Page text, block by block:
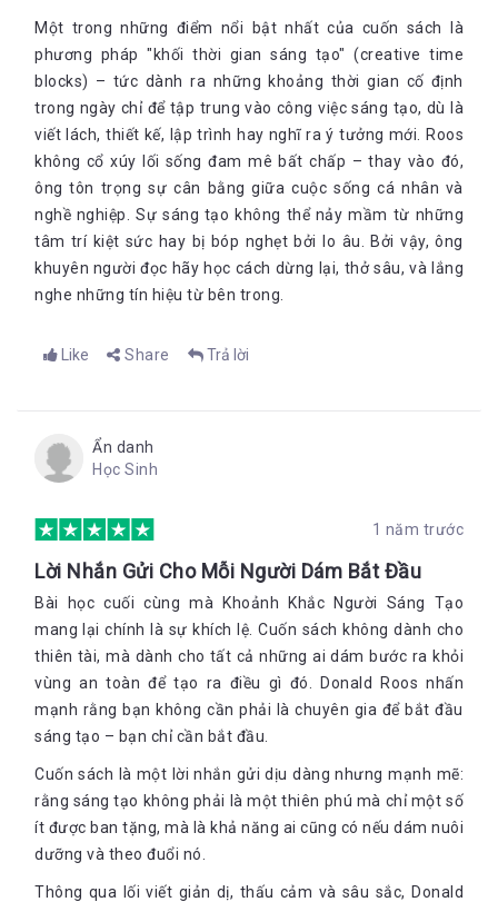
những việc mình làm.
Đừng từ bỏ những việc bạn thật sự muốn làm. Nếu có đam mê
và cảm hứng, tôi nghĩ bạn sẽ không đi sai hướng. - Ella
Fitzgerald
Lời kết
Khi bạn biết mình muốn gì, nhiều cánh cửa sẽ bất ngờ mở ra
cho bạn. Đó không phải là may mắn hay ngẫu nhiên. Suy cho
cùng, với một phương hướng rõ ràng, bạn sẽ nhìn thấy nhiều
cơ hội mà bạn sẽ không nhận ra nếu không biết mình muốn đi
đâu. Bạn cũng sẽ giỏi hơn trong việc quyết định xem mình nắm
bắt và bỏ qua cơ hội nào.
Theo dõi fanpage của Bookademy để cập nhật các thông tin
Đăng ký để trở thành CTV Bookademy tại link:
http://bit.ly/bookademy_ctv
Một trong những điểm nổi bật nhất của cuốn sách là
phương pháp "khối thời gian sáng tạo" (creative time
blocks) – tức dành ra những khoảng thời gian cố định
trong ngày chỉ để tập trung vào công việc sáng tạo, dù là
viết lách, thiết kế, lập trình hay nghĩ ra ý tưởng mới. Roos
không cổ xúy lối sống đam mê bất chấp – thay vào đó,
ông tôn trọng sự cân bằng giữa cuộc sống cá nhân và
nghề nghiệp. Sự sáng tạo không thể nảy mầm từ những
tâm trí kiệt sức hay bị bóp nghẹt bởi lo âu. Bởi vậy, ông
khuyên người đọc hãy học cách dừng lại, thở sâu, và lắng
nghe những tín hiệu từ bên trong.
Like Share Trả lời
Ẩn danh
Học Sinh
1 năm trước
Lời Nhắn Gửi Cho Mỗi Người Dám Bắt Đầu
Bài học cuối cùng mà Khoảnh Khắc Người Sáng Tạo
mang lại chính là sự khích lệ. Cuốn sách không dành cho
thiên tài, mà dành cho tất cả những ai dám bước ra khỏi
vùng an toàn để tạo ra điều gì đó. Donald Roos nhấn
mạnh rằng bạn không cần phải là chuyên gia để bắt đầu
sáng tạo – bạn chỉ cần bắt đầu.
Cuốn sách là một lời nhắn gửi dịu dàng nhưng mạnh mẽ:
rằng sáng tạo không phải là một thiên phú mà chỉ một số
ít được ban tặng, mà là khả năng ai cũng có nếu dám nuôi
dưỡng và theo đuổi nó.
Thông qua lối viết giản dị, thấu cảm và sâu sắc, Donald